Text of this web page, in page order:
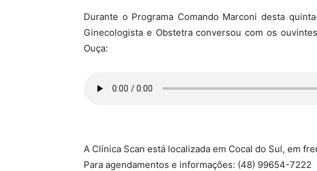
Durante o Programa Comando Marconi desta
Ginecologista e Obstetra conversou com os
Ouça:
A Clínica Scan está localizada em Cocal do Sul, em
Para agendamentos e informações: (48) 99654-7222